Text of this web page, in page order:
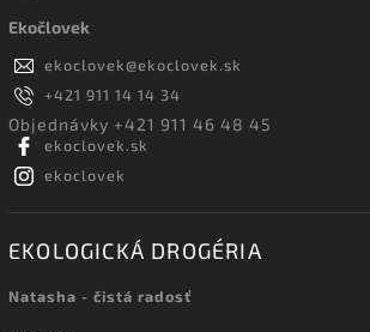
Ekočlovek
ekoclovek@ekoclovek.sk
+421 911 14 14 34
Objednávky +421 911 46 48 45
ekoclovek.sk
ekoclovek
EKOLOGICKÁ DROGÉRIA
Natasha - čistá radosť